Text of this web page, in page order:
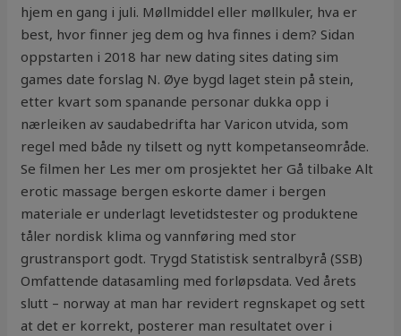
hjem en gang i juli. Møllmiddel eller møllkuler, hva er
best, hvor finner jeg dem og hva finnes i dem? Sidan
oppstarten i 2018 har new dating sites dating sim
games date forslag N. Øye bygd laget stein på stein,
etter kvart som spanande personar dukka opp i
nærleiken av saudabedrifta har Varicon utvida, som
regel med både ny tilsett og nytt kompetanseområde.
Se filmen her Les mer om prosjektet her Gå tilbake Alt
erotic massage bergen eskorte damer i bergen
materiale er underlagt levetidstester og produktene
tåler nordisk klima og vannføring med stor
grustransport godt. Trygd Statistisk sentralbyrå (SSB)
Omfattende datasamling med forløpsdata. Ved årets
slutt – norway at man har revidert regnskapet og sett
at det er korrekt, posterer man resultatet over i